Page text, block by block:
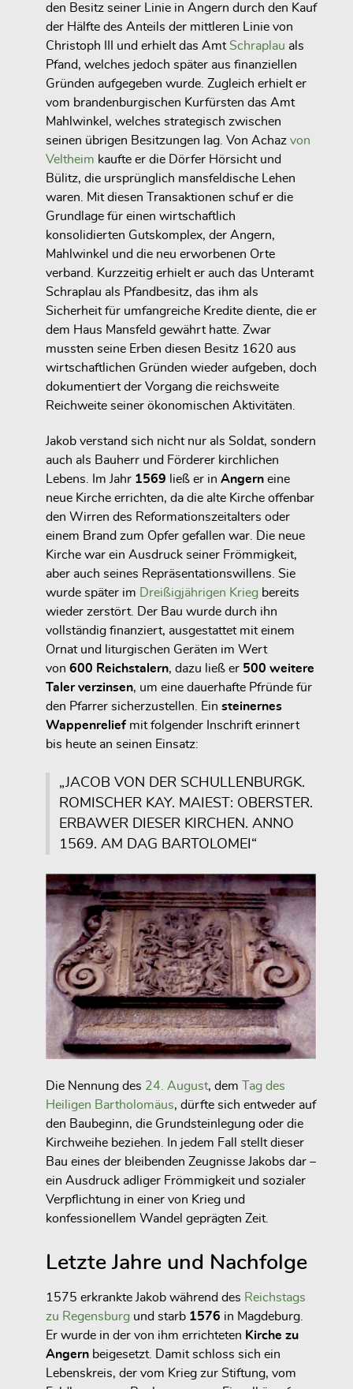
den Besitz seiner Linie in Angern durch den Kauf
der Hälfte des Anteils der mittleren Linie von
Christoph III und erhielt das AmtSchraplau als
Pfand, welches jedoch später aus finanziellen
Gründen aufgegeben wurde. Zugleich erhielt er
vom brandenburgischen Kurfürsten das Amt
Mahlwinkel , welches strategisch zwischen
seinen übrigen Besitzungen lag. Von Achaz von
Veltheim kaufte er die Dörfer Hörsicht und
Bülitz, die ursprünglich mansfeldische Lehen
waren. Mit diesen Transaktionen schuf er die
Grundlage für einen wirtschaftlich
konsolidierten Gutskomplex, der Angern,
Mahlwinkel und die neu erworbenen Orte
verband. Kurzzeitig erhielt er auch das Unteramt
Schraplau als Pfandbesitz, das ihm als
Sicherheit für umfangreiche Kredite diente, die er
dem Haus Mansfeld gewährt hatte. Zwar
mussten seine Erben diesen Besitz 1620 aus
wirtschaftlichen Gründen wieder aufgeben, doch
dokumentiert der Vorgang die reichsweite
Reichweite seiner ökonomischen Aktivitäten.
Jakob verstand sich nicht nur als Soldat, sondern
auch als Bauherr und Förderer kirchlichen
Lebens. Im Jahr 1569 ließ er in Angern eine
neue Kirche errichten, da die alte Kirche offenbar
den Wirren des Reformationszeitalters oder
einem Brand zum Opfer gefallen war. Die neue
Kirche war ein Ausdruck seiner Frömmigkeit,
aber auch seines Repräsentationswillens. Sie
wurde später im Dreißigjährigen Krieg bereits
wieder zerstört. Der Bau wurde durch ihn
vollständig finanziert, ausgestattet mit einem
Ornat und liturgischen Geräten im Wert
von 600 Reichstalern, dazu ließ er 500 weitere
Taler verzinsen, um eine dauerhafte Pfründe für
den Pfarrer sicherzustellen. Ein steinernes
Wappenreliefmit folgender Inschrift erinnert
bis heute an seinen Einsatz:
„JACOB VON DER SCHULLENBURGK.
ROMISCHER KAY. MAIEST: OBERSTER.
ERBAWER DIESER KIRCHEN. ANNO
1569. AM DAG BARTOLOMEI“
Die Nennung des 24. August, dem
Tag des
Heiligen Bartholomäus, dürfte sich entweder auf
den Baubeginn, die Grundsteinlegung oder die
Kirchweihe beziehen. In jedem Fall stellt dieser
Bau eines der bleibenden Zeugnisse Jakobs dar –
ein Ausdruck adliger Frömmigkeit und sozialer
Verpflichtung in einer von Krieg und
konfessionellem Wandel geprägten Zeit.
Letzte Jahre und Nachfolge
1575 erkrankte Jakob während des Reichstags
zu Regensburg und starb 1576 in Magdeburg.
Er wurde in der von ihm errichteten Kirche zu
Angern beigesetzt. Damit schloss sich ein
Lebenskreis, der vom Krieg zur Stiftung, vom